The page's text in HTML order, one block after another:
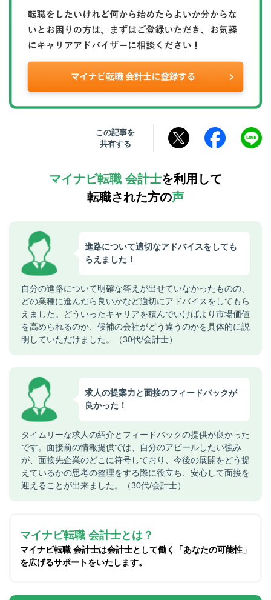
この記事を
共有する
マイナビ転職 会計士を利用して
転職された方の声
進路について適切なアドバイスをしても
らえました！
自分の進路について明確な答えが出せていなかったものの、
どの業種に進んだら良いかなど適切にアドバイスをしてもら
えました。どういったキャリアを積んでいけばより市場価値
を高められるのか、候補の会社がどう違うのかを具体的に説
明していただけました。（30代/会計士）
求人の提案力と面接のフィードバックが
良かった！
タイムリーな求人の紹介とフィードバックの提供が良かった
です。面接前の情報提供では、自分のアピールしたい強み
が、面接先企業のどこに符号しており、今後の展開をどう捉
えているかの思考の整理をする際に役立ち、安心して面接を
迎えることが出来ました。（30代/会計士）
マイナビ転職 会計士とは？
マイナビ転職 会計士は会計士として働く「あなたの可能性」
を広げるサポートをいたします。